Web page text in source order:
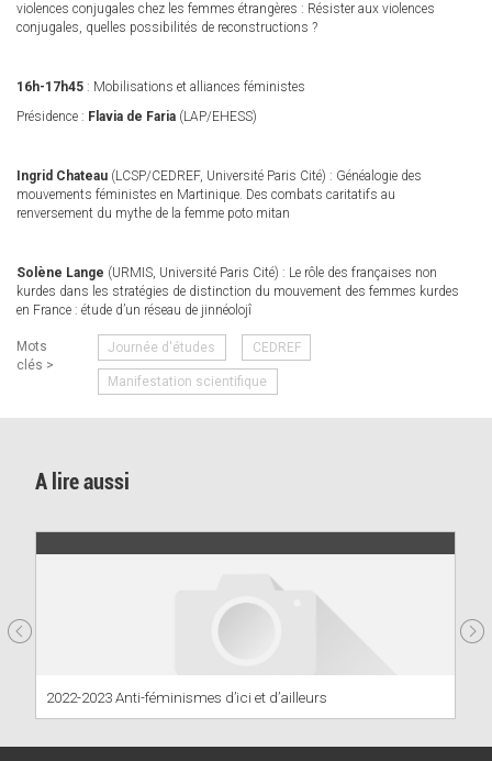
violences conjugales chez les femmes étrangères : Résister aux violences
conjugales, quelles possibilités de reconstructions ?
16h-17h45 : Mobilisations et alliances féministes
Présidence : Flavia de Faria (LAP/EHESS)
Ingrid Chateau (LCSP/CEDREF, Université Paris Cité) : Généalogie des
mouvements féministes en Martinique. Des combats caritatifs au
renversement du mythe de la femme poto mitan
Solène Lange (URMIS, Université Paris Cité) : Le rôle des françaises non
kurdes dans les stratégies de distinction du mouvement des femmes kurdes
en France : étude d’un réseau de jinnéolojî
Mots
clés >
Journée d'études CEDREF
Manifestation scientifique
A lire aussi
2022-2023 Anti-féminismes d’ici et d’ailleurs